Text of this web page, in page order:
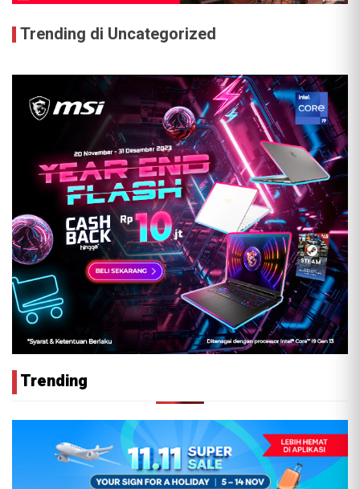
Trending di Uncategorized
Trending